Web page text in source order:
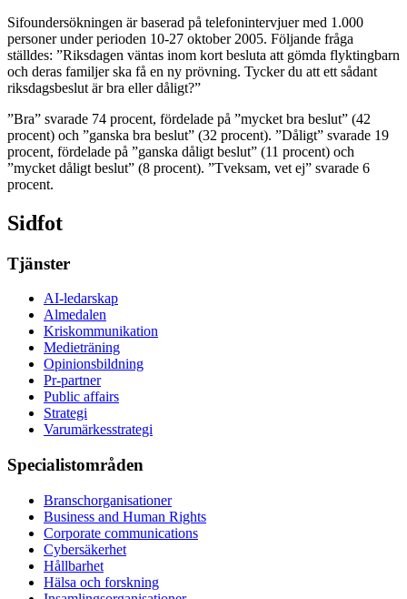
Sifoundersökningen är baserad på telefonintervjuer med 1.000
personer under perioden 10-27 oktober 2005. Följande fråga
ställdes: ”Riksdagen väntas inom kort besluta att gömda flyktingbarn
och deras familjer ska få en ny prövning. Tycker du att ett sådant
riksdagsbeslut är bra eller dåligt?”
”Bra” svarade 74 procent, fördelade på ”mycket bra beslut” (42
procent) och ”ganska bra beslut” (32 procent). ”Dåligt” svarade 19
procent, fördelade på ”ganska dåligt beslut” (11 procent) och
”mycket dåligt beslut” (8 procent). ”Tveksam, vet ej” svarade 6
procent.
Sidfot
Tjänster
AI-ledarskap
Almedalen
Kris­kommunikation
Medieträning
Opinionsbildning
Pr-partner
Public affairs
Strategi
Varumärkesstrategi
Specialistområden
Branschorganisationer
Business and Human Rights
Corporate communications
Cybersäkerhet
Hållbarhet
Hälsa och forskning